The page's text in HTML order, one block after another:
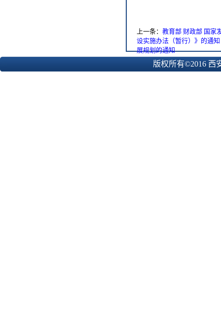
上一条： 教育部 财政部 国家
设实施办法（暂行）》的通知
展规划的通知
版权所有©2016 西